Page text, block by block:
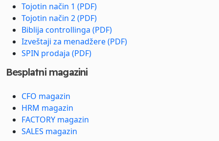
Tojotin način 1 (PDF)
Tojotin način 2 (PDF)
Biblija controllinga (PDF)
Izveštaji za menadžere (PDF)
SPIN prodaja (PDF)
Besplatni magazini
CFO magazin
HRM magazin
FACTORY magazin
SALES magazin